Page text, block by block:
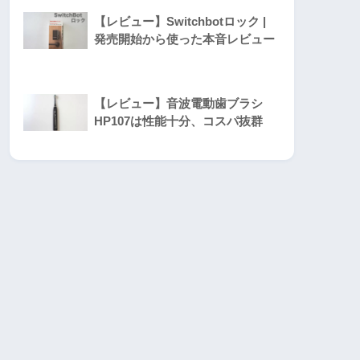
【レビュー】Switchbotロック |
発売開始から使った本音レビュー
【レビュー】音波電動歯ブラシ
HP107は性能十分、コスパ抜群